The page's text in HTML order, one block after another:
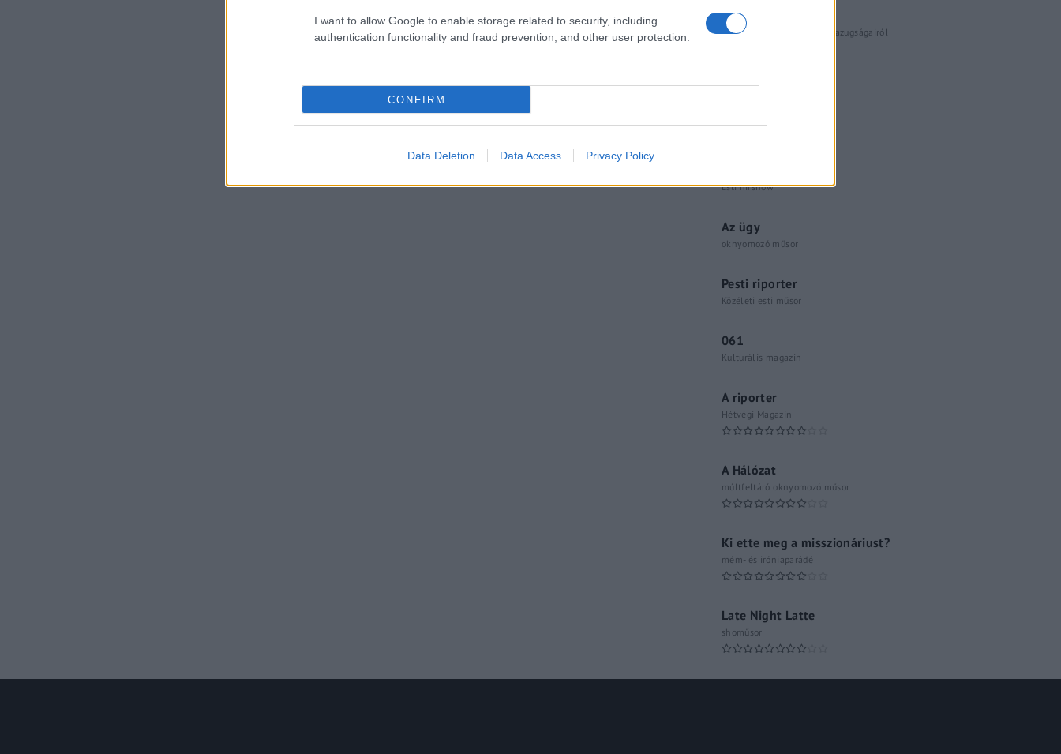
I want to allow Google to enable storage related to security, including
authentication functionality and fraud prevention, and other user protection.
CONFIRM
Data Deletion Data Access Privacy Policy
Számok és tények
elemző műsor a baloldal hazugságairól
talk-show
Hópelyhek olvadása
Esti hírshow
Az ügy
oknyomozó műsor
Pesti riporter
Közéleti esti műsor
061
Kulturális magazin
A riporter
Hétvégi Magazin
A Hálózat
múltfeltáró oknyomozó műsor
Ki ette meg a misszionáriust?
mém- és iróniaparádé
Late Night Latte
shoműsor